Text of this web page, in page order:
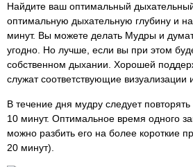
Найдите ваш оптимальный
оптимальную дыхательную глубину и
минут. Вы можете делать Мудры и
угодно. Но лучше, если вы при этом
собственном дыхании. Хорошей
служат соответствующие
В течение дня мудру следует
10 минут. Оптимальное время одного
можно разбить его на более короткие
20 минут).